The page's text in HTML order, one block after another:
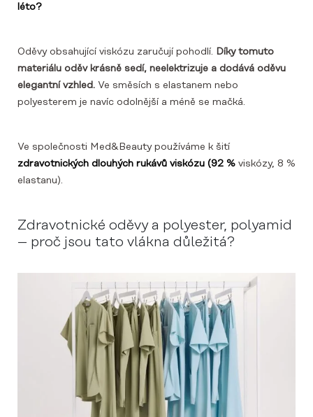
léto?
Oděvy obsahující viskózu zaručují pohodlí. Díky tomuto
materiálu oděv krásně sedí, neelektrizuje a dodává oděvu
elegantní vzhled. Ve směsích s elastanem nebo
polyesterem je navíc odolnější a méně se mačká.
Ve společnosti Med&Beauty používáme k šití
zdravotnických dlouhých rukávů viskózu (92 % viskózy, 8 %
elastanu).
Zdravotnické oděvy a polyester, polyamid
– proč jsou tato vlákna důležitá?